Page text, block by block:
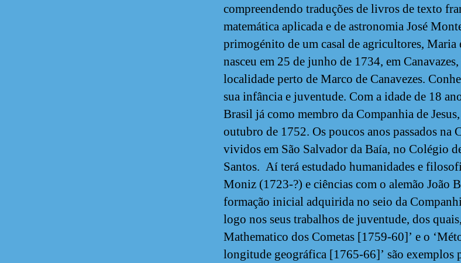
compreendendo traduções de livros de texto
matemática aplicada e de astronomia José
primogénito de um casal de agricultores, Maria
nasceu em 25 de junho de 1734, em
localidade perto de Marco de Canavezes.
sua infância e juventude. Com a idade de 18
Brasil já como membro da Companhia de
outubro de 1752. Os poucos anos passados na
vividos em São Salvador da Baía, no Colégio
Santos. Aí terá estudado humanidades e
Moniz (1723-?) e ciências com o alemão João
formação inicial adquirida no seio da
logo nos seus trabalhos de juventude, dos
Mathematico dos Cometas [1759-60]’ e o
longitude geográfica [1765-66]’ são exemplos